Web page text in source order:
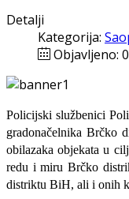
Detalji
Kategorija:
Objavljeno:
Policijski službenici
gradonačelnika Brčko
obilazaka objekata u
redu i miru Brčko
distriktu BiH, ali i onih